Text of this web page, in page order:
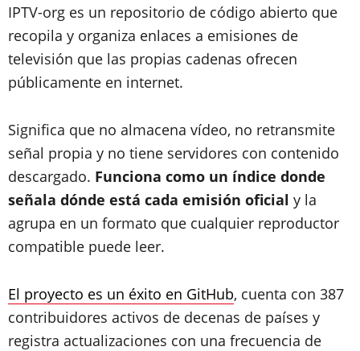
IPTV-org es un repositorio de código abierto que
recopila y organiza enlaces a emisiones de
televisión que las propias cadenas ofrecen
públicamente en internet.
Significa que no almacena vídeo, no retransmite
señal propia y no tiene servidores con contenido
descargado. Funciona como un índice donde
señala dónde está cada emisión oficial y la
agrupa en un formato que cualquier reproductor
compatible puede leer.
El proyecto es un éxito en GitHub, cuenta con 387
contribuidores activos de decenas de países y
registra actualizaciones con una frecuencia de